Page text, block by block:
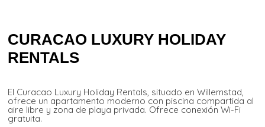
CURACAO LUXURY HOLIDAY
RENTALS
El Curacao Luxury Holiday Rentals, situado en Willemstad,
ofrece un apartamento moderno con piscina compartida al
aire libre y zona de playa privada. Ofrece conexión Wi-Fi
gratuita.